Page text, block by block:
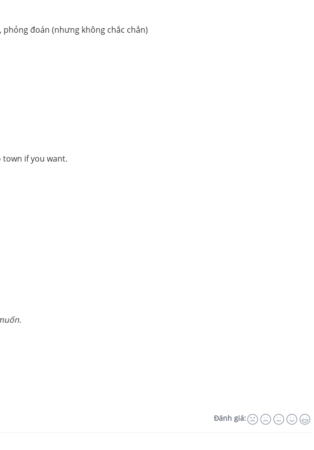
đoán (nhưng không chắc chắn)
if you want.
Đánh giá: